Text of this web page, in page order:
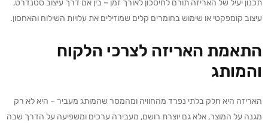
תכנון יעיל של האריזה תורם לחיסכון לאורך זמן – בין אם דרך עיצוב סטנדרט,
עיצוב קומפקטי או שימוש בחומרים קלים שמוזילים את עלויות השילוח והאחסון.
התאמת האריזה לצרכי הלקוח
והמותג
האריזה היא חלק בלתי נפרד מהחוויה ומהמסר שהמותג מעביר – היא לא רק
מגנה על המוצר, אלא גם יוצרת רושם, מעבירה ערכים ומשפיעה על הדרך שבה